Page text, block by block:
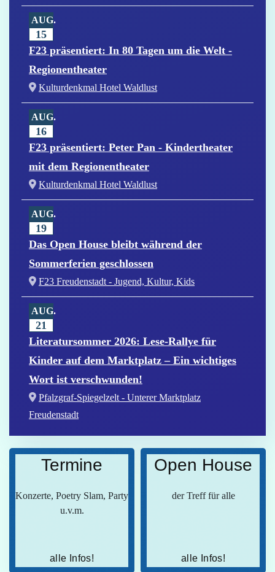
AUG.
15
F23 präsentiert: In 80 Tagen um die Welt -
Regionentheater
Kulturdenkmal Hotel Waldlust
AUG.
16
F23 präsentiert: Peter Pan - Kindertheater
mit dem Regionentheater
Kulturdenkmal Hotel Waldlust
AUG.
19
Das Open House bleibt während der
Sommerferien geschlossen
F23 Freudenstadt - Jugend, Kultur, Kids
AUG.
21
Literatursommer 2026: Lese-Rallye für
Kinder auf dem Marktplatz – Ein wichtiges
Wort ist verschwunden!
Pfalzgraf-Spiegelzelt - Unterer Marktplatz
Freudenstadt
Termine
Konzerte, Poetry Slam, Party
u.v.m.
alle Infos!
Open House
der Treff für alle
alle Infos!